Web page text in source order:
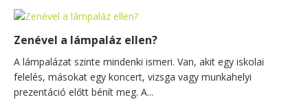
Zenével a lámpaláz ellen?
A lámpalázat szinte mindenki ismeri. Van, akit egy iskolai
felelés, másokat egy koncert, vizsga vagy munkahelyi
prezentáció előtt bénít meg. A...